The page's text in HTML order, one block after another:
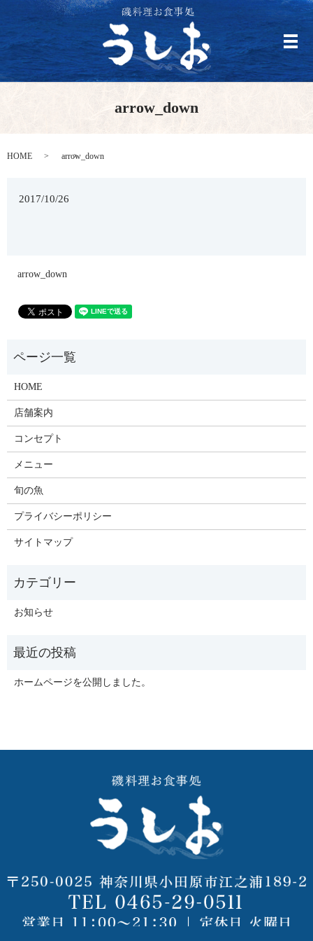
メ
arrow_down
HOME arrow_down
2017/10/26
arrow_down
HOME
店舗案内
コンセプト
メニュー
旬の魚
プライバシーポリシー
サイトマップ
お知らせ
ホームページを公開しました。